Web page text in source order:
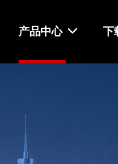
产品中心 下